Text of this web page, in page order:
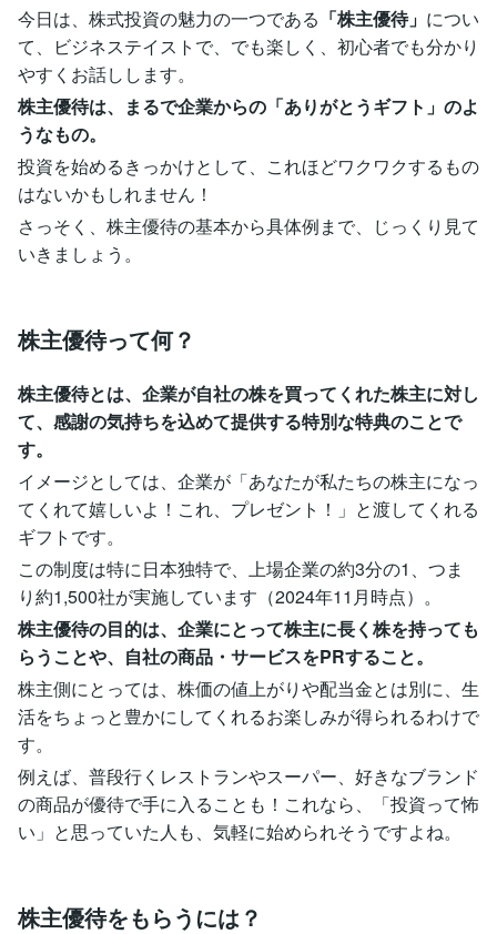
今日は、株式投資の魅力の一つである 「株主優待」 につい
て、ビジネステイストで、でも楽しく、初心者でも分かり
やすくお話しします。
株主優待は、まるで企業からの「ありがとうギフト」のよ
うなもの。
投資を始めるきっかけとして、これほどワクワクするもの
はないかもしれません！
さっそく、株主優待の基本から具体例まで、じっくり見て
いきましょう。
株主優待って何？
株主優待とは、企業が自社の株を買ってくれた株主に対し
て、感謝の気持ちを込めて提供する特別な特典のことで
す。
イメージとしては、企業が「あなたが私たちの株主になっ
てくれて嬉しいよ！これ、プレゼント！」と渡してくれる
ギフトです。
この制度は特に日本独特で、上場企業の約3分の1、つま
り約1,500社が実施しています（2024年11月時点）。
株主優待の目的は、企業にとって株主に長く株を持っても
らうことや、自社の商品・サービスをPRすること。
株主側にとっては、株価の値上がりや配当金とは別に、生
活をちょっと豊かにしてくれるお楽しみが得られるわけで
す。
例えば、普段行くレストランやスーパー、好きなブランド
の商品が優待で手に入ることも！これなら、「投資って怖
い」と思っていた人も、気軽に始められそうですよね。
株主優待をもらうには？